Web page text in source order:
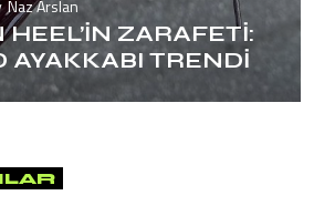
Naz Arslan
HEEL’İN ZARAFETİ:
AYAKKABI TRENDİ